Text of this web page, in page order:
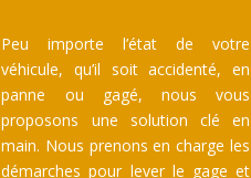
Peu importe l’état de votre
véhicule, qu’il soit accidenté, en
panne ou gagé, nous vous
proposons une solution clé en
main. Nous prenons en charge les
démarches pour lever le gage et